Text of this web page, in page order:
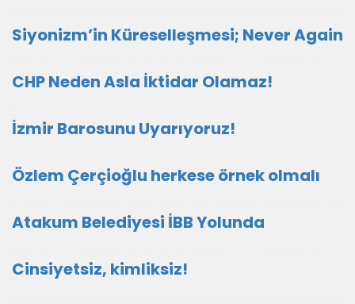
Siyonizm’in Küreselleşmesi; Never Again
CHP Neden Asla İktidar Olamaz!
İzmir Barosunu Uyarıyoruz!
Özlem Çerçioğlu herkese örnek olmalı
Atakum Belediyesi İBB Yolunda
Cinsiyetsiz, kimliksiz!